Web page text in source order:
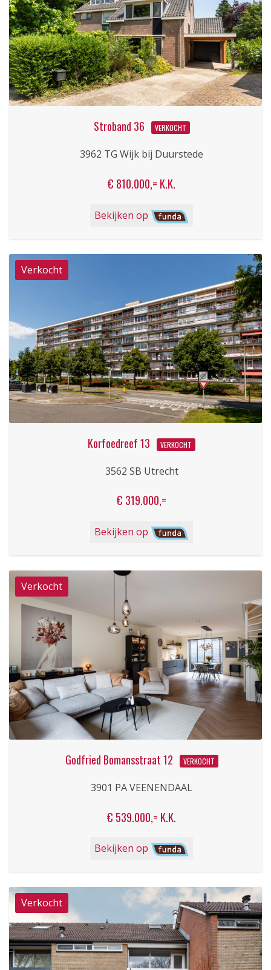
Stroband 36 VERKOCHT
3962 TG Wijk bij Duurstede
€ 810.000,= K.K.
Bekijken op
Korfoedreef 13 VERKOCHT
3562 SB Utrecht
€ 319.000,=
Bekijken op
Godfried Bomansstraat 12 VERKOCHT
3901 PA VEENENDAAL
€ 539.000,= K.K.
Bekijken op